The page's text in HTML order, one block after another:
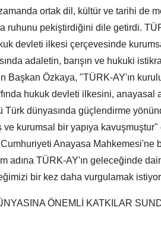
ortak dil, kültür ve tarihi de
ruhunu pekiştirdiğini dile getirdi.
devleti ilkesi çerçevesinde
adaletin, barışın ve hukuki
Başkan Özkaya, "TÜRK-AY'ın
hukuk devleti ilkesini, anayasal
Türk dünyasında güçlendirme
ve kurumsal bir yapıya
Anayasa Mahkemesi'ne
adına TÜRK-AY'ın geleceğinde
bir kez daha vurgulamak
ÖNEMLİ KATKILAR